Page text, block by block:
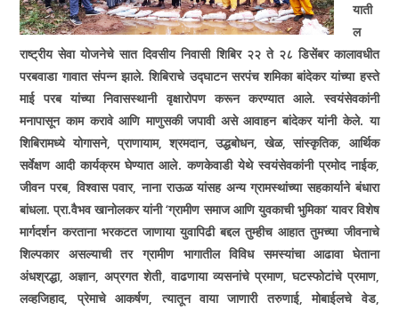
याती
ल
राष्ट्रीय सेवा योजनेचे सात दिवसीय निवासी शिबिर २२ ते २८ डिसेंबर कालावधीत
परबवाडा गावात संपन्न झाले.शिबिराचे उद्घाटन सरपंच शमिका बांदेकर यांच्या हस्ते
माई परब यांच्या निवासस्थानी वृक्षारोपण करून करण्यात आले. स्वयंसेवकांनी
मनापासून काम करावे आणि माणुसकी जपावी असे आवाहन बांदेकर यांनी केले. या
शिबिरामध्ये योगासने,प्राणायाम,श्रमदान,उद्धबोधन,खेळ,सांस्कृतिक, आर्थिक
सर्वेक्षण आदी कार्यक्रम घेण्यात आले.कणकेवाडी येथे स्वयंसेवकांनी प्रमोद नाईक,
जीवन परब,विश्वास पवार,नाना राऊळ यांसह अन्य ग्रामस्थांच्या सहकार्याने बंधारा
बांधला. प्रा.वैभव खानोलकर यांनी‘ग्रामीण समाज आणि युवकाची भुमिका‘यावर विशेष
मार्गदर्शन करताना भरकटत जाणा­या युवापिढी बद्दल तुम्हीच आहात तुमच्या जीवनाचे
शिल्पकार असल्याची तर ग्रामीण भागातील विविध समस्यांचा आढावा घेताना
अंधश्रद्धा,अज्ञान,अप्रगत शेती,वाढणा­या व्यसनांचे प्रमाण,घटस्फोटांचे प्रमाण,
लव्हजिहाद,प्रेमाचे आकर्षण,त्यातून वाया जाणारी तरुणाई,मोबाईलचे वेड,